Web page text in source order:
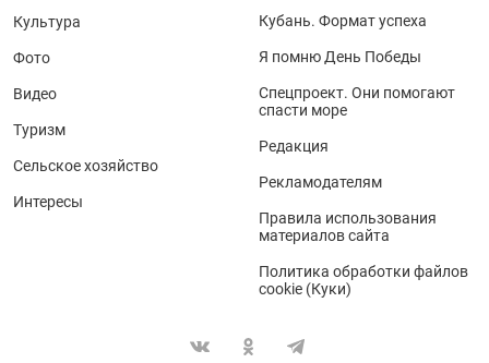
Культура
Фото
Видео
Туризм
Сельское хозяйство
Интересы
Кубань. Формат успеха
Я помню День Победы
Спецпроект. Они помогают
спасти море
Редакция
Рекламодателям
Правила использования
материалов сайта
Политика обработки файлов
cookie (Куки)